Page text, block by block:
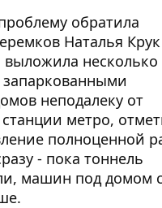
обратила
Наталья
выложила несколько
неподалеку от
метро,
полноценной
- пока тоннель
машин под домом